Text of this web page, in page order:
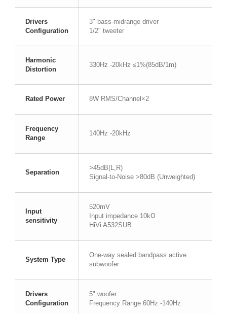
Drivers
Configuration
3" bass-midrange driver
1/2" tweeter
Harmonic
Distortion
330Hz -20kHz ≤1%(85dB/1m)
Rated Power 8W RMS/Channel×2
Frequency
Range
140Hz -20kHz
Separation
>45dB(L,R)
Signal-to-Noise >80dB (Unweighted)
Input
sensitivity
520mV
Input impedance 10kΩ
HiVi A532SUB
System Type
One-way sealed bandpass active
subwoofer
Drivers
Configuration
5" woofer
Frequency Range 60Hz -140Hz